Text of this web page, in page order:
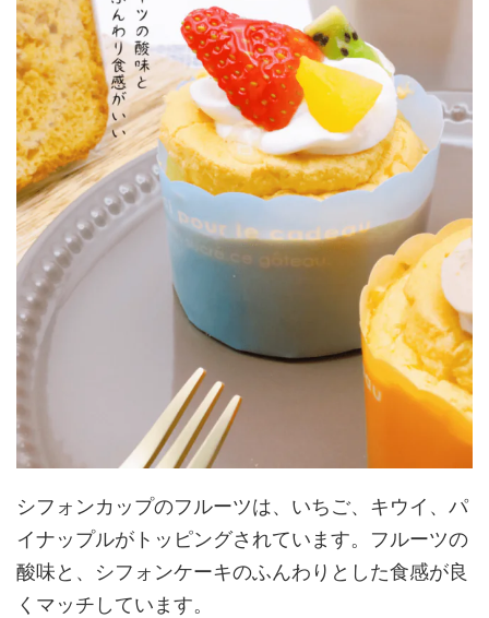
シフォンカップのフルーツは、いちご、キウイ、パ
イナップルがトッピングされています。フルーツの
酸味と、シフォンケーキのふんわりとした食感が良
くマッチしています。